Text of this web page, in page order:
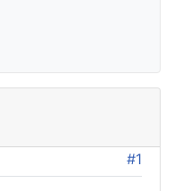
#1